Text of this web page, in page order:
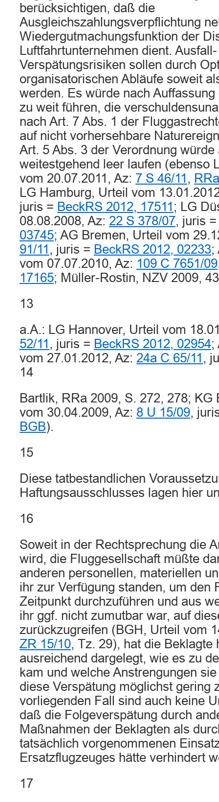
berücksichtigen, daß die
Ausgleichszahlungsverpflichtung
Wiedergutmachungsfunktion der
Luftfahrtunternehmen dient.
Verspätungsrisiken sollen durch
organisatorischen Abläufe soweit
werden. Es würde nach
zu weit führen, die
nach Art. 7 Abs. 1 der
auf nicht vorhersehbare
Art. 5 Abs. 3 der Verordnung würde
weitestgehend leer laufen (ebenso
vom 20.07.2011, Az: 7 S 46/11 ,
LG Hamburg, Urteil vom
juris = BeckRS 2012, 17511 ; LG
08.08.2008, Az: 22 S 378/07, juris
03745; AG Bremen, Urteil vom
91/11 , juris = BeckRS 2012, 02233;
vom 07.07.2010, Az: 109 C 7651/09
17165; Müller-Rostin, NZV 2009,
13
a.A.: LG Hannover, Urteil vom
52/11 , juris = BeckRS 2012, 02954;
vom 27.01.2012, Az: 24a C 65/11 ,
14
Bartlik, RRa 2009, S. 272, 278; KG
vom 30.04.2009, Az: 8 U 15/09,
BGB).
15
Diese tatbestandlichen
Haftungsausschlusses lagen hier
16
Soweit in der Rechtsprechung die
wird, die Fluggesellschaft müßte
anderen personellen, materiellen
ihr zur Verfügung standen, um den
Zeitpunkt durchzuführen und aus
ihr ggf. nicht zumutbar war, auf
zurückzugreifen (BGH, Urteil vom
ZR 15/10, Tz. 29), hat die Beklagte
ausreichend dargelegt, wie es zu
kam und welche Anstrengungen
diese Verspätung möglichst gering
vorliegenden Fall sind auch keine
daß die Folgeverspätung durch
Maßnahmen der Beklagten als
tatsächlich vorgenommenen
Ersatzflugzeuges hätte verhindert
17